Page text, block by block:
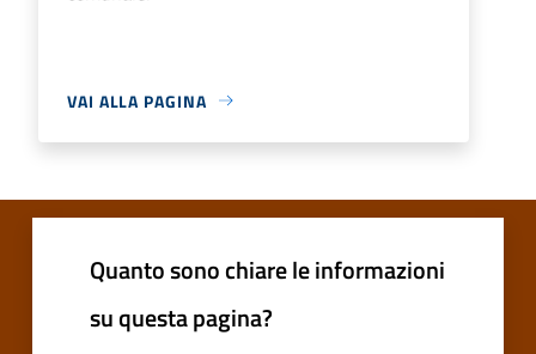
VAI ALLA PAGINA
Quanto sono chiare le informazioni
su questa pagina?